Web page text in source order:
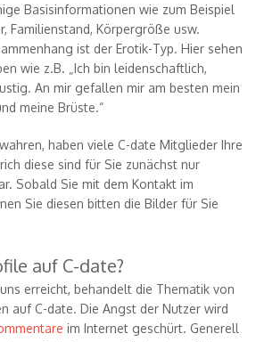
Basisinformationen wie zum Beispiel
Familienstand, Körpergröße usw.
ist der Erotik-Typ. Hier sehen
wie z.B. „Ich bin leidenschaftlich,
An mir gefallen mir am besten mein
meine Brüste.“
haben viele C-date Mitglieder Ihre
diese sind für Sie zunächst nur
Sobald Sie mit dem Kontakt im
Sie diesen bitten die Bilder für Sie
auf C-date?
erreicht, behandelt die Thematik von
auf C-date. Die Angst der Nutzer wird
im Internet geschürt. Generell